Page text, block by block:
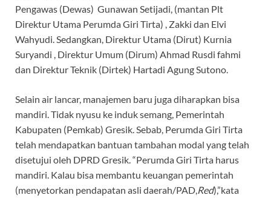
Pengawas (Dewas) Gunawan Setijadi, (mantan Plt
Direktur Utama Perumda Giri Tirta) , Zakki dan Elvi
Wahyudi. Sedangkan, Direktur Utama (Dirut) Kurnia
Suryandi , Direktur Umum (Dirum) Ahmad Rusdi fahmi
dan Direktur Teknik (Dirtek) Hartadi Agung Sutono.
Selain air lancar, manajemen baru juga diharapkan bisa
mandiri. Tidak nyusu ke induk semang, Pemerintah
Kabupaten (Pemkab) Gresik. Sebab, Perumda Giri Tirta
telah mendapatkan bantuan tambahan modal yang telah
disetujui oleh DPRD Gresik. “Perumda Giri Tirta harus
mandiri. Kalau bisa membantu keuangan pemerintah
(menyetorkan pendapatan asli daerah/PAD, Red),”kata